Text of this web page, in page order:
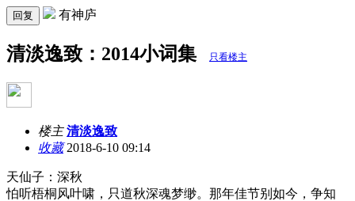
回复 有神庐
清淡逸致：2014小词集 只看楼主
楼主 清淡逸致
收藏2018-6-10 09:14
天仙子：深秋
怕听梧桐风叶啸，只道秋深魂梦缈。那年佳节别如今，争知